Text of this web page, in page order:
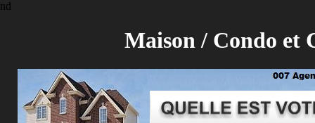
nd
Maison / Condo et